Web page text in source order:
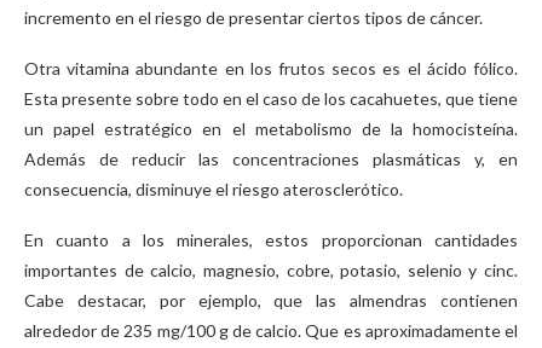
incremento en el riesgo de presentar ciertos tipos de cáncer.
Otra vitamina abundante en los frutos secos es el ácido fólico.
Esta presente sobre todo en el caso de los cacahuetes, que tiene
un papel estratégico en el metabolismo de la homocisteína.
Además de reducir las concentraciones plasmáticas y, en
consecuencia, disminuye el riesgo aterosclerótico.
En cuanto a los minerales, estos proporcionan cantidades
importantes de calcio, magnesio, cobre, potasio, selenio y cinc.
Cabe destacar, por ejemplo, que las almendras contienen
alrededor de 235 mg/100 g de calcio. Que es aproximadamente el